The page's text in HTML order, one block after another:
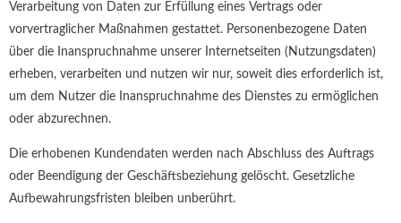
Verarbeitung von Daten zur Erfüllung eines Vertrags oder
vorvertraglicher Maßnahmen gestattet. Personenbezogene Daten
über die Inanspruchnahme unserer Internetseiten (Nutzungsdaten)
erheben, verarbeiten und nutzen wir nur, soweit dies erforderlich ist,
um dem Nutzer die Inanspruchnahme des Dienstes zu ermöglichen
oder abzurechnen.
Die erhobenen Kundendaten werden nach Abschluss des Auftrags
oder Beendigung der Geschäftsbeziehung gelöscht. Gesetzliche
Aufbewahrungsfristen bleiben unberührt.